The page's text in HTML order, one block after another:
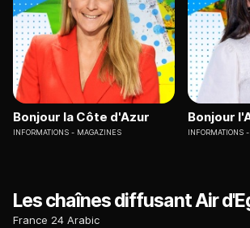
Bonjour la Côte d'Azur
INFORMATIONS MAGAZINES
Bonjour
INFORMATIONS
Les chaînes diffusant Air
France 24 Arabic